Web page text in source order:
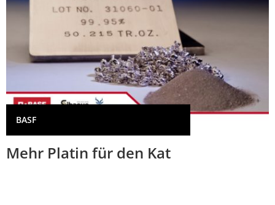
BASF
Mehr Platin für den Kat